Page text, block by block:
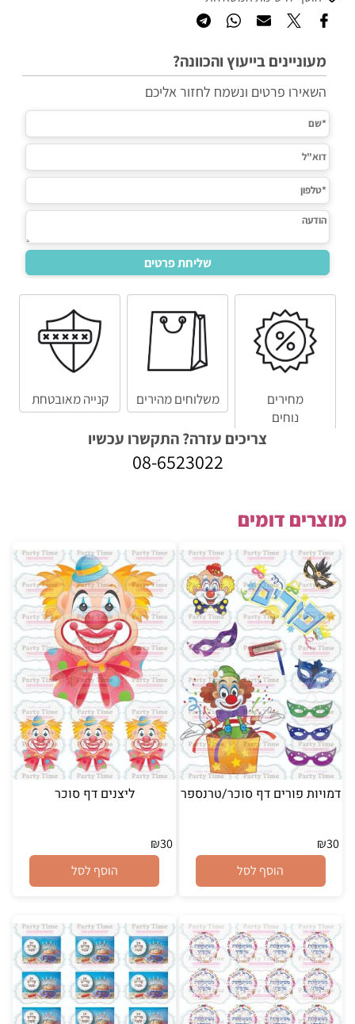
מעוניינים בייעוץ והכוונה?
השאירו פרטים ונשמח לחזור אליכם
מחירים
נוחים
משלוחים מהירים קנייה מאובטחת
צריכים עזרה? התקשרו עכשיו
08-6523022
מוצרים דומים
דמויות פורים דף סוכר/טרנספר
₪30
הוסף לסל
ליצנים דף סוכר
₪30
הוסף לסל